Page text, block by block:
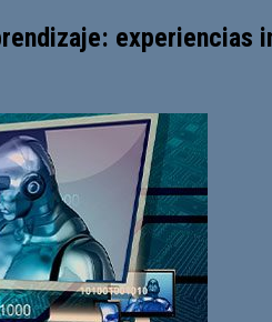
experiencias